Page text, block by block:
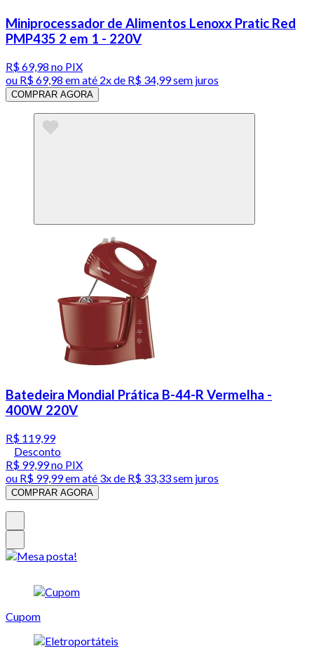
Miniprocessador de Alimentos Lenoxx Pratic Red
PMP435 2 em 1 - 220V
R$ 69,98 no PIX
ou R$ 69,98 em até 2x de R$ 34,99 sem juros
COMPRAR AGORA
Batedeira Mondial Prática B-44-R Vermelha -
400W 220V
R$ 119,99
Desconto
R$ 99,99no PIX
ou R$ 99,99em até 3x de R$ 33,33 sem juros
COMPRAR AGORA
Cupom